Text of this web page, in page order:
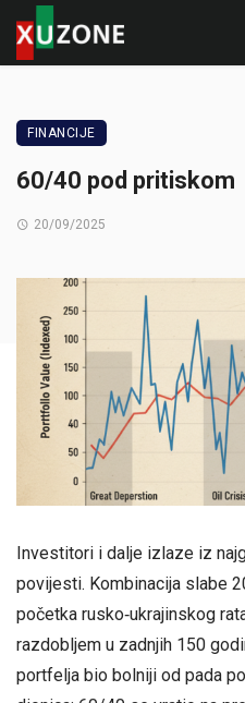
FINANCIJE
60/40 pod pritiskom
20/09/2025
Investitori i dalje izlaze iz
povijesti. Kombinacija slabe
početka rusko‑ukrajinskog
razdobljem u zadnjih 150
portfelja bio bolniji od pada